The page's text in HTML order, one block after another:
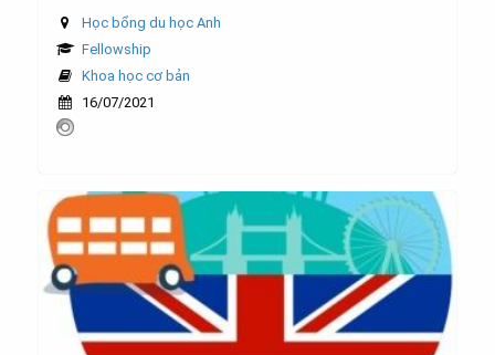
Học bổng du học Anh
Fellowship
Khoa học cơ bản
16/07/2021